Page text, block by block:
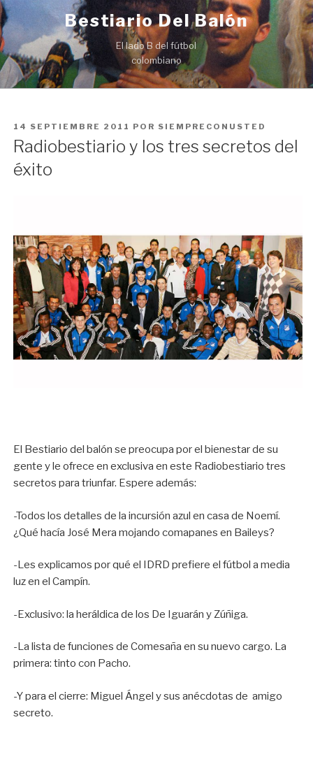
Ir
al
contenido
Bestiario Del Balón
El lado B del fútbol
colombiano
PUBLICADO
EN
14 SEPTIEMBRE 2011 POR SIEMPRECONUSTED
Radiobestiario y los tres secretos del
éxito
El Bestiario del balón se preocupa por el bienestar de su
gente y le ofrece en exclusiva en este Radiobestiario tres
secretos para triunfar. Espere además:
-Todos los detalles de la incursión azul en casa de Noemí.
¿Qué hacía José Mera mojando comapanes en Baileys?
-Les explicamos por qué el IDRD prefiere el fútbol a media
luz en el Campín.
-Exclusivo: la heráldica de los De Iguarán y Zúñiga.
-La lista de funciones de Comesaña en su nuevo cargo. La
primera: tinto con Pacho.
-Y para el cierre: Miguel Ángel y sus anécdotas de amigo
secreto.